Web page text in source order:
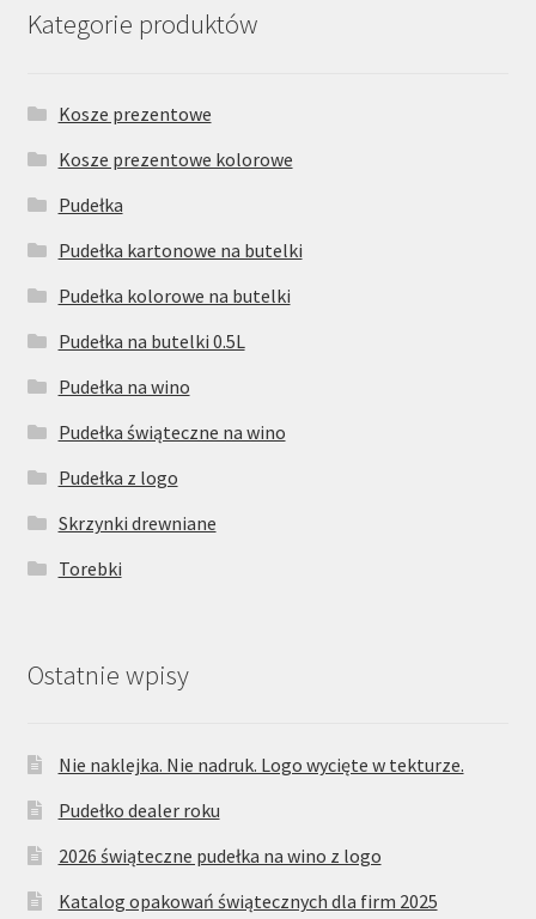
Kategorie produktów
Kosze prezentowe
Kosze prezentowe kolorowe
Pudełka
Pudełka kartonowe na butelki
Pudełka kolorowe na butelki
Pudełka na butelki 0.5L
Pudełka na wino
Pudełka świąteczne na wino
Pudełka z logo
Skrzynki drewniane
Torebki
Ostatnie wpisy
Nie naklejka. Nie nadruk. Logo wycięte w tekturze.
Pudełko dealer roku
2026 świąteczne pudełka na wino z logo
Katalog opakowań świątecznych dla firm 2025